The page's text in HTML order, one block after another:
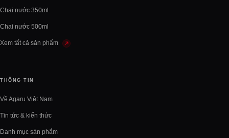
Chai nước 350ml
Chai nước 500ml
Xem tất cả sản phẩm
THÔNG TIN
Về Agaru Việt Nam
Tin tức & kiến thức
Danh mục sản phẩm